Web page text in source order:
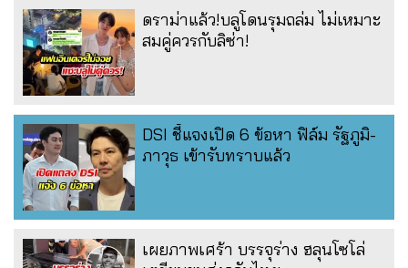
ดราม่าแล้ว!บลูโดนรุมถล่ม ไม่เหมาะ
สมคู่ควรกับลิซ่า!
DSI ชี้แจงเปิด 6 ข้อหา ฟิล์ม รัฐภูมิ-
ภาวุธ เข้ารับทราบแล้ว
เผยภาพเศร้า บรรจุร่าง ฮลุนโซโล่